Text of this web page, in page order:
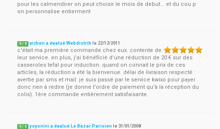
pour les calmendirer on peut choisir le mois de debut... et du cou p
on personnalise entierment
5 / 5 vicben a évalué Webdistrib le 22/12/2011
c'était ma première commande chez eux. contente de
leur service. en plus, j'ai bénéficié d'une réduction de 20 € sur des
casseroles tefal pour induction. quand on connait le prix de ces
articles, la réduction a été la bienvenue. délai de livraison respecté :
avertie par sms et mail. je suis passé par le service kwixo pour payer
donc rien à redire (je donne l'ordre de paiement qu'à la réception du
colis). 1ère commande entièrement satisfaisante.
5 / 5 yoyonini a évalué Le Bazar Parisien le31/01/2008